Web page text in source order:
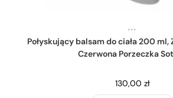
,,,
Połyskujący balsam do ciała 200 ml,
Czerwona Porzeczka
130,00 zł